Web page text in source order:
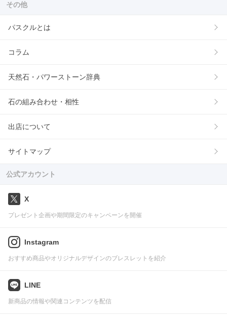
その他
パスクルとは
コラム
天然石・パワーストーン辞典
石の組み合わせ・相性
出店について
サイトマップ
公式アカウント
X
プレゼント企画や期間限定のキャンペーンを開催
Instagram
おすすめ商品やオリジナルデザインのブレスレットを紹介
LINE
新商品の情報や関連コンテンツを配信